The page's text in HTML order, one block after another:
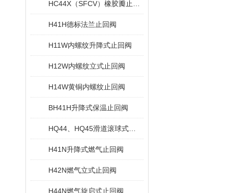
H41H德标法兰止回阀
H11W内螺纹升降式止回阀
H12W内螺纹立式止回阀
H14W黄铜内螺纹止回阀
BH41H升降式保温止回阀
H41N升降式燃气止回阀
H42N燃气立式止回阀
H44N燃气旋启式止回阀